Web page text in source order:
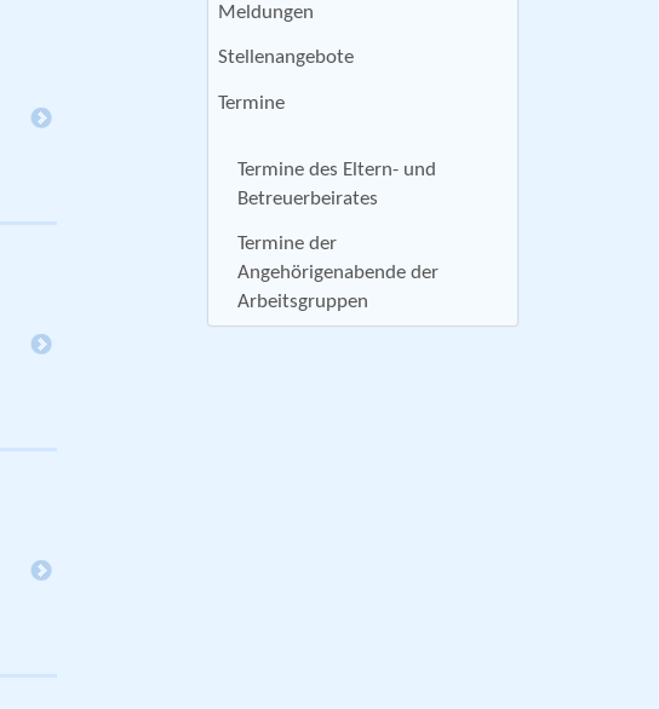
Meldungen
Stellenangebote
Termine
Termine des Eltern- und
Betreuerbeirates
Termine der
Angehörigenabende der
Arbeitsgruppen